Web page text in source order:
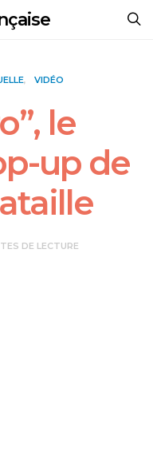
VIDÉO
le
up de
DE LECTURE